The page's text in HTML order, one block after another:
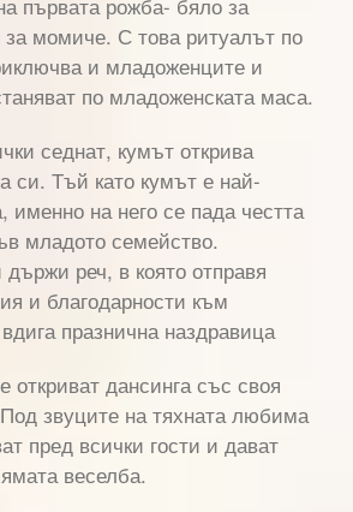
момиче. С това ритуалът по
и младоженците и
по младоженската маса.
седнат, кумът открива
си. Тъй като кумът е най-
именно на него се пада честта
младото семейство.
реч, в която отправя
и благодарности към
празнична наздравица
дансинга със своя
звуците на тяхната любима
пред всички гости и дават
веселба.